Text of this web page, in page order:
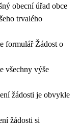
obecní úřad obce
trvalého
formulář Žádost o
všechny výše
žádosti je obvykle
žádosti si